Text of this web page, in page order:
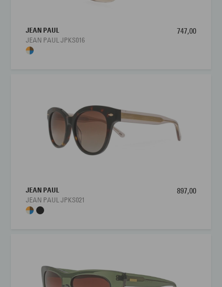
JEAN PAUL
JEAN PAUL JPKS016
747,00
JEAN PAUL
JEAN PAUL JPKS021
897,00